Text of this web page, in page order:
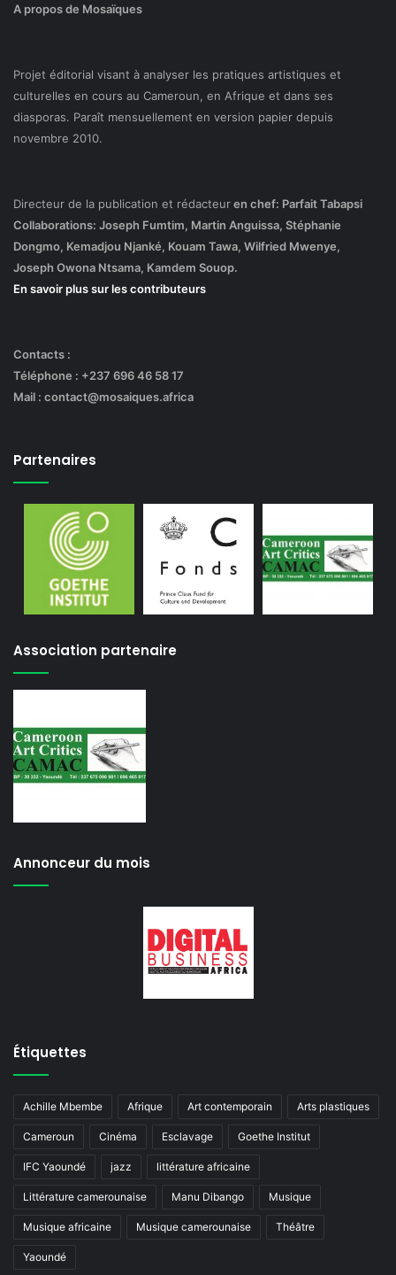
A propos de Mosaïques
Projet éditorial visant à analyser les pratiques artistiques et
culturelles en cours au Cameroun, en Afrique et dans ses
diasporas. Paraît mensuellement en version papier depuis
novembre 2010.
Directeur de la publication et rédacteuren chef: Parfait Tabapsi
Collaborations: Joseph Fumtim, Martin Anguissa, Stéphanie
Dongmo, Kemadjou Njanké, Kouam Tawa, Wilfried Mwenye,
Joseph Owona Ntsama, Kamdem Souop.
En savoir plus sur les contributeurs
Contacts :
Téléphone : +237 696 46 58 17
Mail : contact@mosaiques.africa
Partenaires
Association partenaire
Annonceur du mois
Étiquettes
Achille Mbembe Afrique Art contemporain Arts plastiques
Cameroun Cinéma Esclavage Goethe Institut
IFC Yaoundé jazz littérature africaine
Littérature camerounaise Manu Dibango Musique
Musique africaine Musique camerounaise Théâtre
Yaoundé